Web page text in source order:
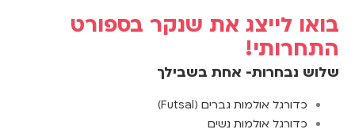
בואו לייצג את שנקר בספורט
התחרותי!
שלוש נבחרות- אחת בשבילך
כדורגל אולמות גברים (Futsal)
כדורגל אולמות נשים